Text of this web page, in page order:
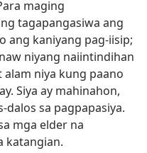
maging
tagapangasiwa ang
ang kaniyang pag-iisip;
niyang naiintindihan
alam niya kung paano
Siya ay mahinahon,
sa pagpapasiya.
mga elder na
katangian.